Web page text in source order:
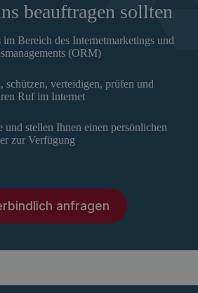
beauftragen sollten
Bereich des Internetmarketings und
(ORM)
schützen, verteidigen, prüfen und
Ruf im Internet
und stellen Ihnen einen persönlichen
zur Verfügung
anfragen